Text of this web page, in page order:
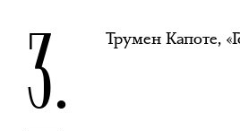
3. Трумен Капоте,